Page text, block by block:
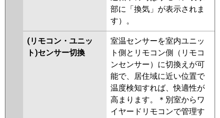
部に「換気」が表示されま
す）。
(リモコン・ユニッ
ト)センサー切換
室温センサーを室内ユニッ
ト側とリモコン側（リモコ
ンセンサー）に切換えが可
能で、居住域に近い位置で
温度検知すれば、快適性が
高まります。＊別室からワ
イヤードリモコンで管理す